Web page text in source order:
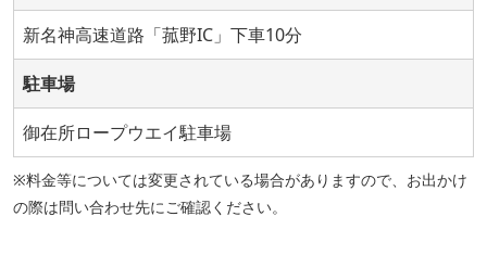
新名神高速道路「菰野IC」下車10分
駐車場
御在所ロープウエイ駐車場
※料金等については変更されている場合がありますので、お出かけ
の際は問い合わせ先にご確認ください。